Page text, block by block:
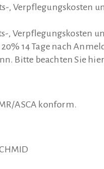
, Verpflegungskosten
, Verpflegungskosten
14 Tage nach
Bitte beachten Sie
ASCA konform.